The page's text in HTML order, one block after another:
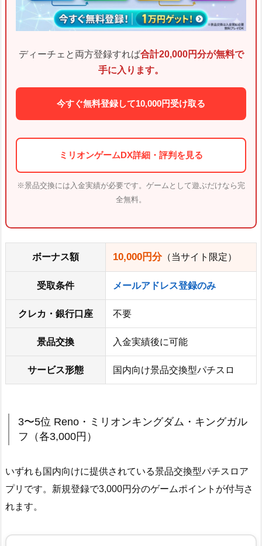
ディーチェと両方登録すれば合計20,000円分が無料で
手に入ります。
今すぐ無料登録して10,000円受け取る
ミリオンゲームDX詳細・評判を見る
※景品交換には入金実績が必要です。ゲームとして遊ぶだけなら完
全無料。
ボーナス額 10,000円分 （当サイト限定）
受取条件 メールアドレス登録のみ
クレカ・銀行口座 不要
景品交換 入金実績後に可能
サービス形態 国内向け景品交換型パチスロ
3〜5位 Reno・ミリオンキングダム・キングガル
フ（各3,000円）
いずれも国内向けに提供されている景品交換型パチスロア
プリです。新規登録で3,000円分のゲームポイントが付与さ
れます。